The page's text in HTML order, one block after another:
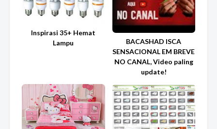
Inspirasi 35+ Hemat
Lampu
BACASHAD ISCA
SENSACIONAL EM BREVE
NO CANAL, Video paling
update!